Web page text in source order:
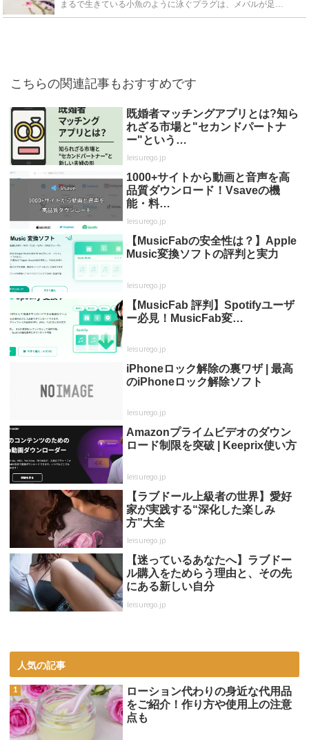
まるで生きている小魚のように泳ぐプラグは、メバルが足元付近にはいない場合大いに役立ちます。この記事では、プラグで釣るべき理由や主なアクション、そしてプラグで攻めるべき場所についてやメバルプラグのおす...
こちらの関連記事もおすすめです
既婚者マッチングアプリとは?知ら
れざる市場と"セカンドパートナ
ー"という…
leisurego.jp
1000+サイトから動画と音声を高
品質ダウンロード！Vsaveの機
能・料…
leisurego.jp
【MusicFabの安全性は？】Apple
Music変換ソフトの評判と実力
leisurego.jp
【MusicFab 評判】Spotifyユーザ
ー必見！MusicFab変…
leisurego.jp
iPhoneロック解除の裏ワザ | 最高
のiPhoneロック解除ソフト
leisurego.jp
Amazonプライムビデオのダウン
ロード制限を突破 | Keeprix使い方
leisurego.jp
【ラブドール上級者の世界】愛好
家が実践する“深化した楽しみ
方”大全
leisurego.jp
【迷っているあなたへ】ラブドー
ル購入をためらう理由と、その先
にある新しい自分
leisurego.jp
人気の記事
ローション代わりの身近な代用品
をご紹介！作り方や使用上の注意
点も